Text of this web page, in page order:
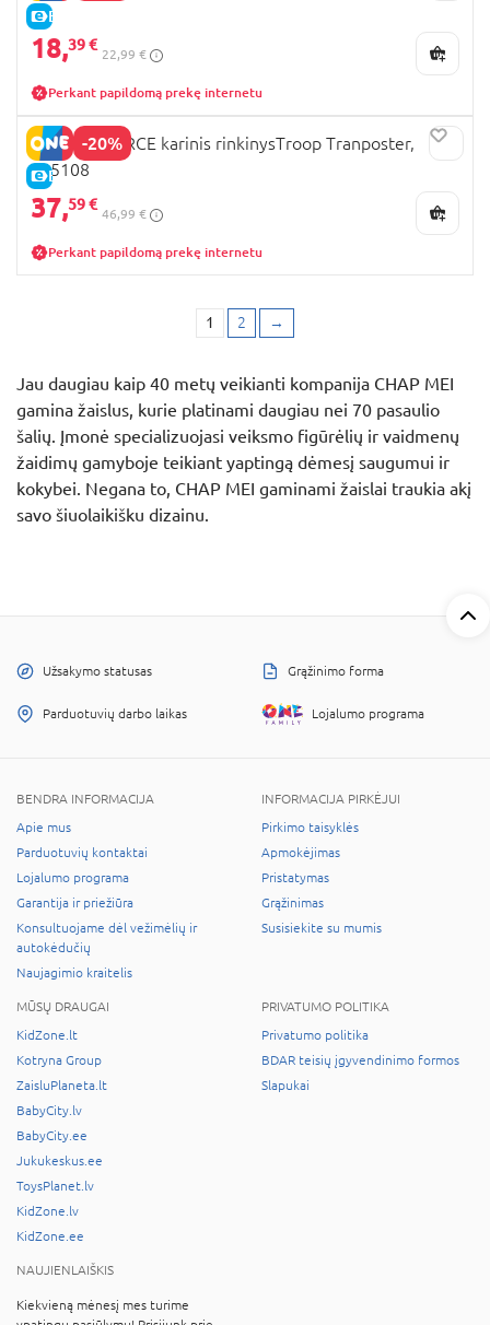
E-KAINA
18,39 €
22,99 €
Perkant papildomą prekę internetu
-20%
E-KAINA
SOLDIER FORCE karinis rinkinysTroop Tranposter,
545108
37,59 €
46,99 €
Perkant papildomą prekę internetu
1 2 →
Jau daugiau kaip 40 metų veikianti kompanija CHAP MEI
gamina žaislus, kurie platinami daugiau nei 70 pasaulio
šalių. Įmonė specializuojasi veiksmo figūrėlių ir vaidmenų
žaidimų gamyboje teikiant yaptingą dėmesį saugumui ir
kokybei. Negana to, CHAP MEI gaminami žaislai traukia akį
savo šiuolaikišku dizainu.
Užsakymo statusas Grąžinimo forma
Parduotuvių darbo laikas Lojalumo programa
BENDRA INFORMACIJA
Apie mus
Parduotuvių kontaktai
Lojalumo programa
Garantija ir priežiūra
Konsultuojame dėl vežimėlių ir
autokėdučių
Naujagimio kraitelis
INFORMACIJA PIRKĖJUI
Pirkimo taisyklės
Apmokėjimas
Pristatymas
Grąžinimas
Susisiekite su mumis
MŪSŲ DRAUGAI
KidZone.lt
Kotryna Group
ZaisluPlaneta.lt
BabyCity.lv
BabyCity.ee
Jukukeskus.ee
ToysPlanet.lv
KidZone.lv
KidZone.ee
PRIVATUMO POLITIKA
Privatumo politika
BDAR teisių įgyvendinimo formos
Slapukai
NAUJIENLAIŠKIS
Kiekvieną mėnesį mes turime